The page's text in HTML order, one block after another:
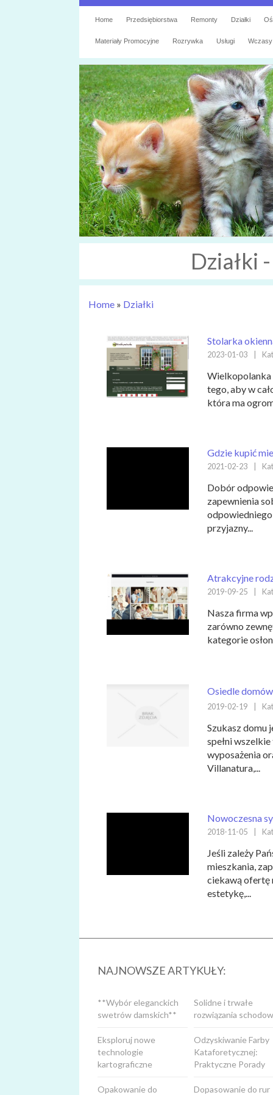
Home Przedsiębiorstwa Remonty Działki
Materiały Promocyjne Rozrywka Usługi Wczasy
Działki
Home » Działki
Stolarka
2023-01-03
Wielkopolanka
tego, aby w
która ma
Gdzie kupić
2021-02-23
Dobór
zapewnienia
przyjazny...
Atrakcyjne
2019-09-25
Nasza firma
zarówno
kategorie
Osiedle
2019-02-19
Szukasz domu
spełni
wyposażenia
Villanatura,...
Nowoczesna
2018-11-05
Jeśli zależy
mieszkania,
ciekawą ofertę
estetykę,...
NAJNOWSZE ARTYKUŁY:
Solidne i trwałe
rozwiązania
**Wybór eleganckich
swetrów damskich**
Odzyskiwanie Farby
Kataforetycznej:
Praktyczne Porady
Eksploruj nowe
technologie
kartograficzne
Dopasowanie do rur
Opakowanie do